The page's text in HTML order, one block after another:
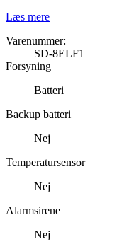
Læs mere
Varenummer:
SD-8ELF1
Forsyning
Batteri
Backup batteri
Nej
Temperatursensor
Nej
Alarmsirene
Nej